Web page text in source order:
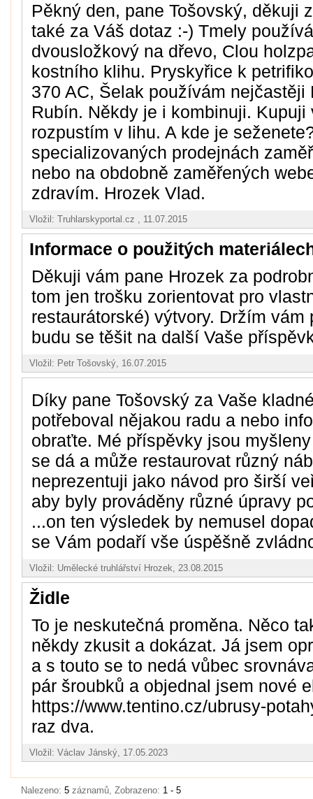
Pěkný den, pane Tošovský, děkuji
také za Váš dotaz :-) Tmely
dvousložkový na dřevo, Clou
kostního klihu. Pryskyřice k
370 AC, Šelak používám
Rubín. Někdy je i kombinuji.
rozpustím v lihu. A kde je
specializovaných prodejnách
nebo na obdobně zaměřených
zdravím. Hrozek Vlad.
Vložil: Truhlarskyportal.cz , 11.07.2015
Informace o použitých
Děkuji vám pane Hrozek za
tom jen trošku zorientovat pro
restaurátorské) výtvory. Držím
budu se těšit na další Vaše
Vložil: Petr Tošovský, 16.07.2015
Díky pane Tošovský za Vaše
potřeboval nějakou radu a nebo
obraťte. Mé příspěvky jsou
se dá a může restaurovat různý
neprezentuji jako návod pro širší
aby byly prováděny různé úpravy
...on ten výsledek by nemusel
se Vám podaří vše úspěšně
Vložil: Umělecké truhlářství Hrozek, 23.08.2015
Židle
To je neskutečná proměna. Něco
někdy zkusit a dokázat. Já jsem
a s touto se to nedá vůbec
pár šroubků a objednal jsem nové
https://www.tentino.cz/ubrusy-
raz dva.
Vložil: Václav Jánský, 17.05.2023
Nalezeno: 5 záznamů, Zobrazeno: 1 - 5